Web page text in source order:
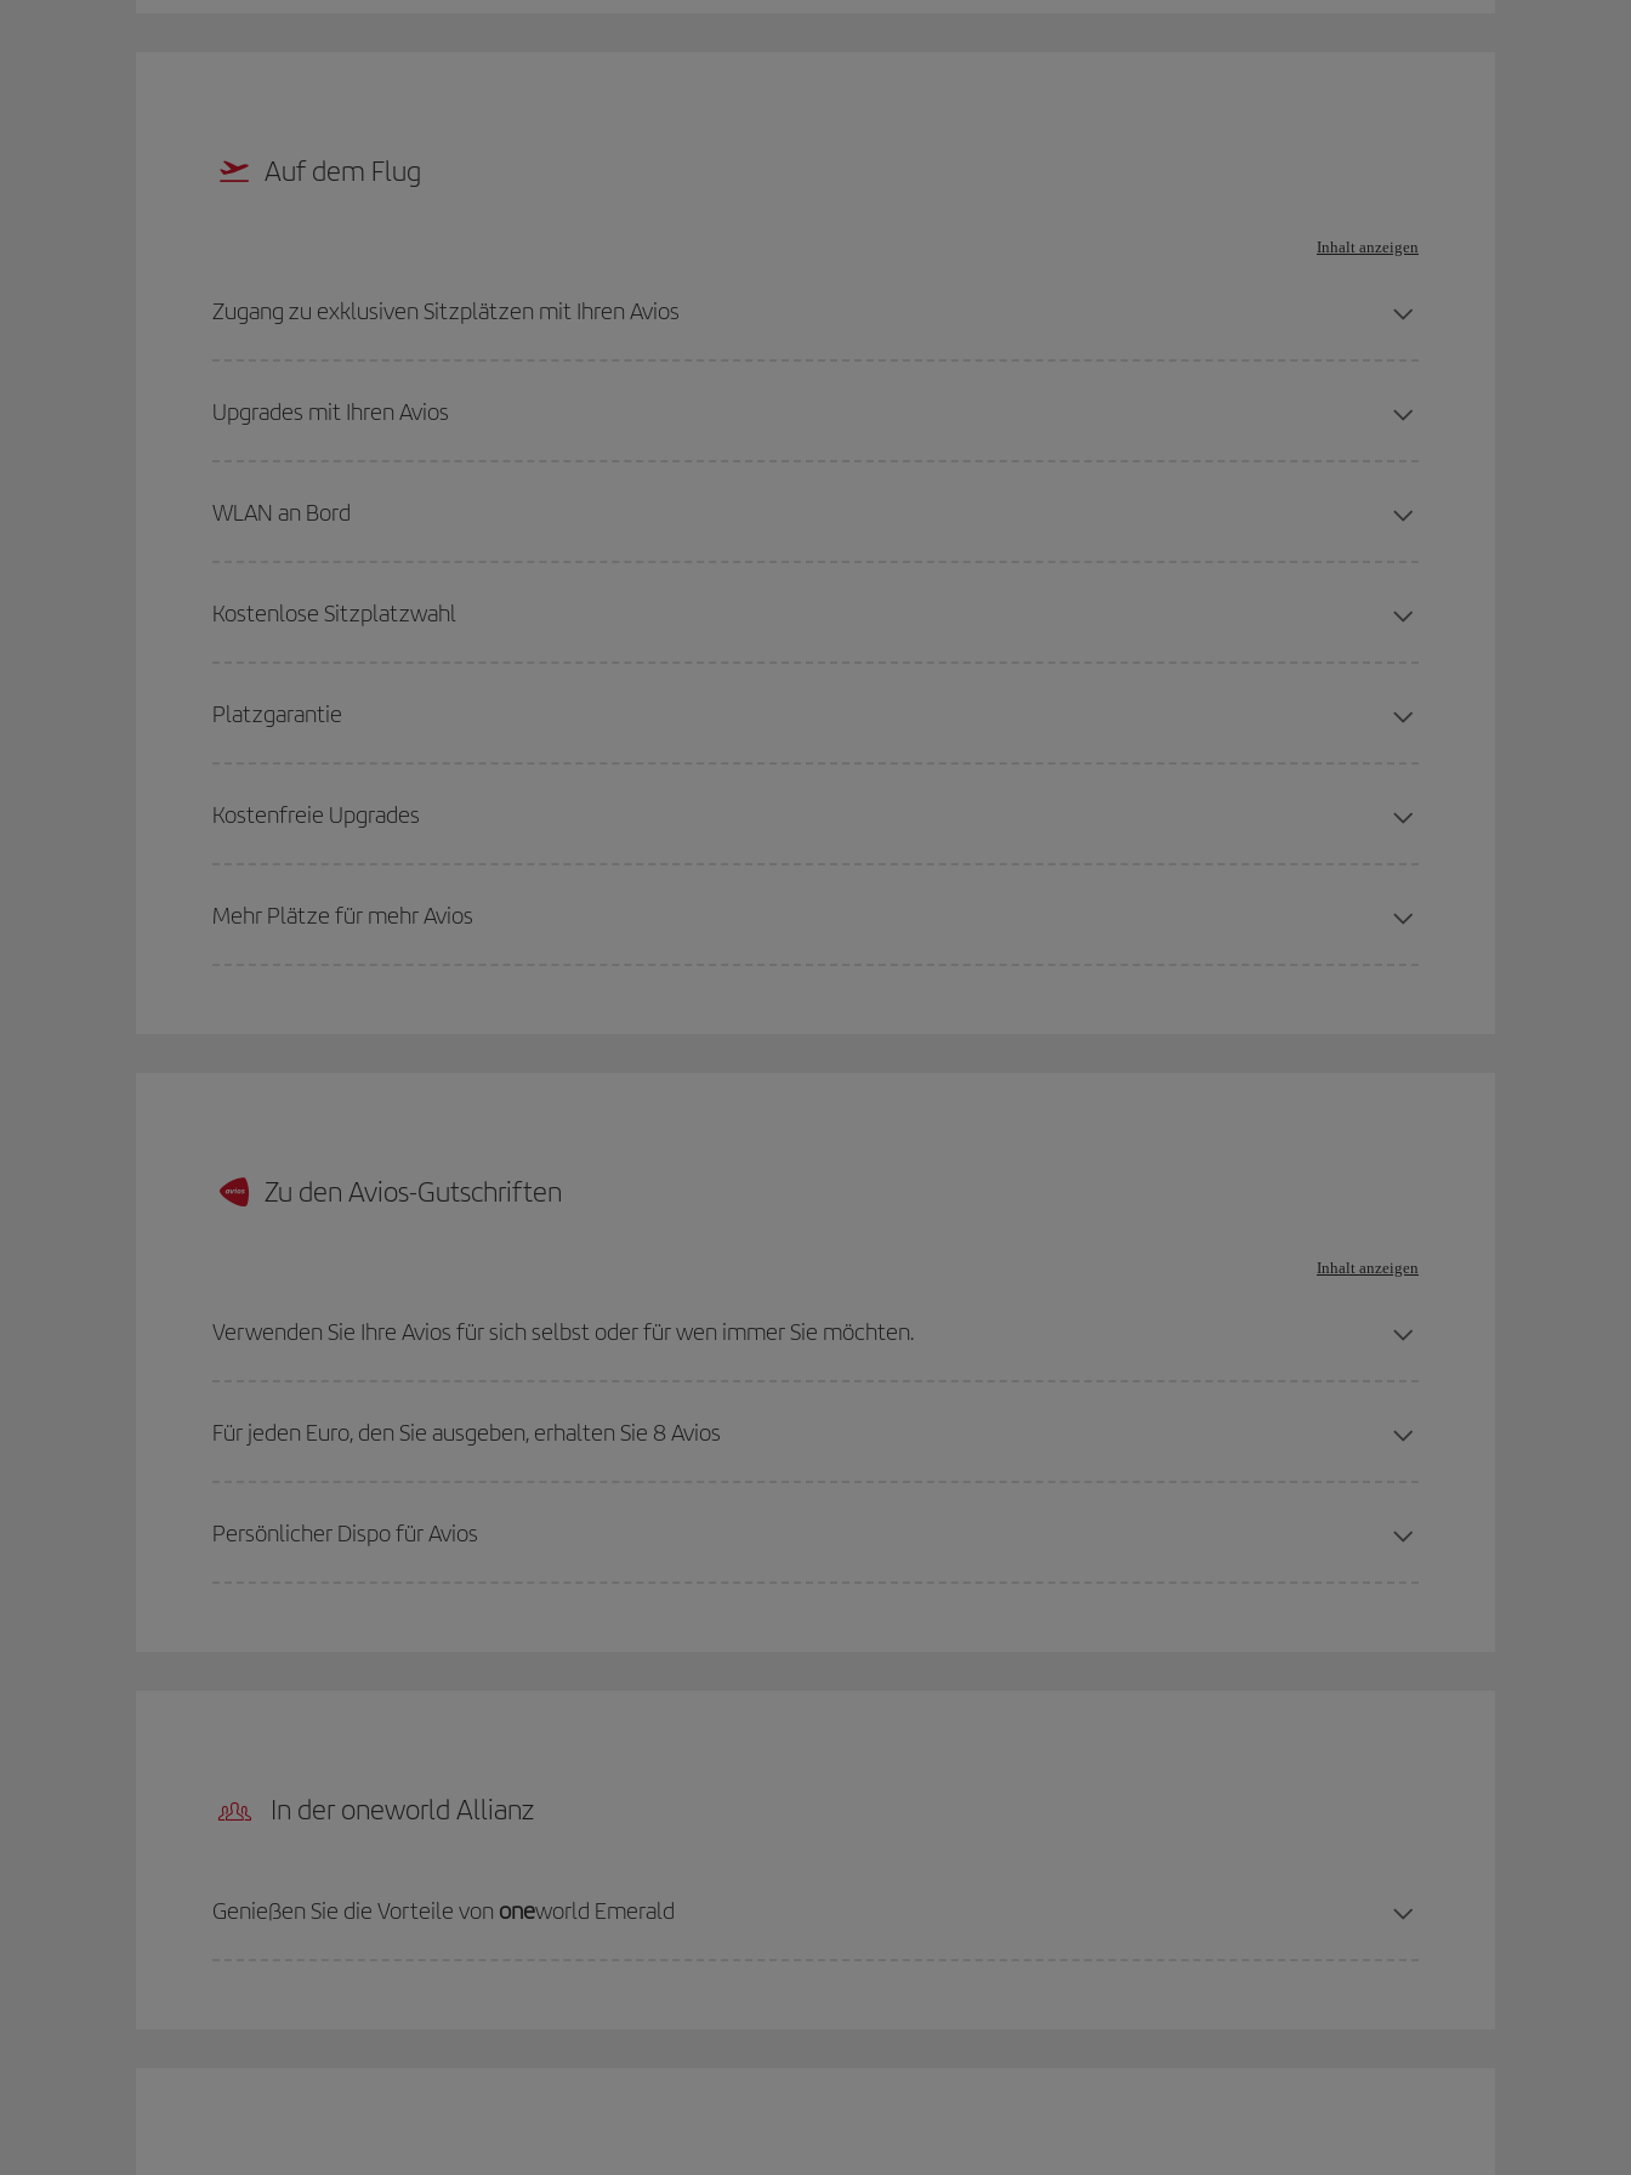
Auf dem Flug
Inhalt anzeigen
Zugang zu exklusiven Sitzplätzen mit Ihren Avios
Upgrades mit Ihren Avios
WLAN an Bord
Kostenlose Sitzplatzwahl
Platzgarantie
Kostenfreie Upgrades
Mehr Plätze für mehr Avios
Zu den Avios-Gutschriften
Inhalt anzeigen
Verwenden Sie Ihre Avios für sich selbst oder für wen immer Sie möchten.
Für jeden Euro, den Sie ausgeben, erhalten Sie 8 Avios
Persönlicher Dispo für Avios
In der oneworld Allianz
Genießen Sie die Vorteile von oneworld Emerald